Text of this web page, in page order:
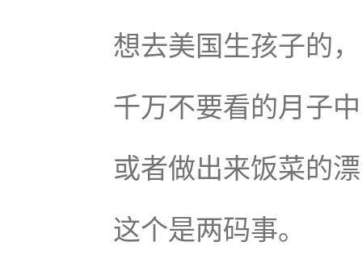
想去美国生孩子的，
千万不要看的月子
或者做出来饭菜的
这个是两码事。